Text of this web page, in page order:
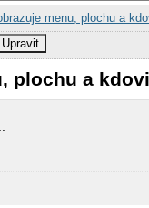
menu, plochu a
Upravit
plochu a